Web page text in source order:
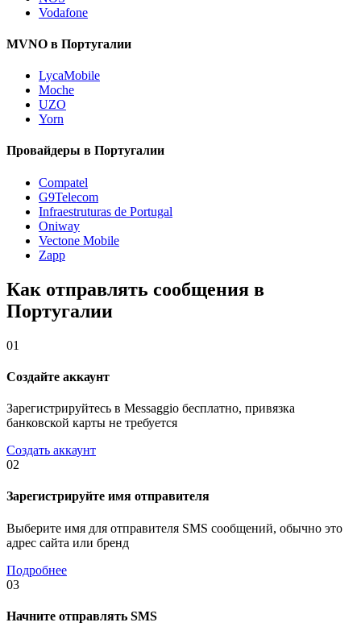
Vodafone
MVNO в Португалии
LycaMobile
Moche
UZO
Yorn
Провайдеры в Португалии
Compatel
G9Telecom
Infraestruturas de Portugal
Oniway
Vectone Mobile
Zapp
Как отправлять сообщения в
Португалии
01
Создайте аккаунт
Зарегистрируйтесь в Messaggio бесплатно, привязка
банковской карты не требуется
Создать аккаунт
02
Зарегистрируйте имя отправителя
Выберите имя для отправителя SMS сообщений, обычно это
адрес сайта или бренд
Подробнее
03
Начните отправлять SMS